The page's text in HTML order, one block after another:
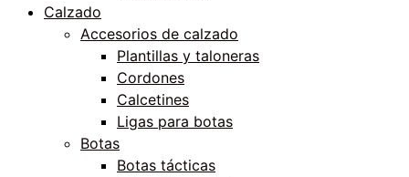
Calzado
Accesorios de calzado
Plantillas y taloneras
Cordones
Calcetines
Ligas para botas
Botas
Botas tácticas